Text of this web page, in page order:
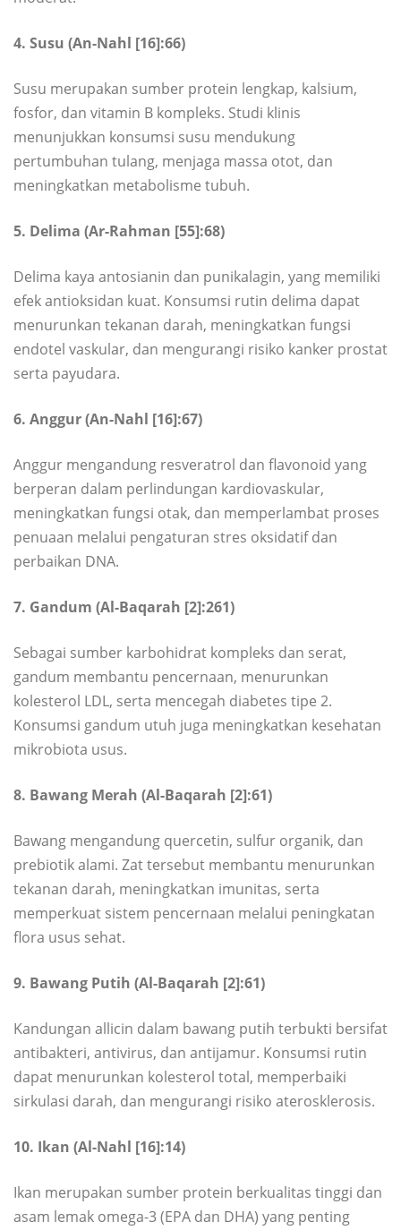
4. Susu (An-Nahl [16]:66)
Susu merupakan sumber protein lengkap, kalsium,
fosfor, dan vitamin B kompleks. Studi klinis
menunjukkan konsumsi susu mendukung
pertumbuhan tulang, menjaga massa otot, dan
meningkatkan metabolisme tubuh.
5. Delima (Ar-Rahman [55]:68)
Delima kaya antosianin dan punikalagin, yang memiliki
efek antioksidan kuat. Konsumsi rutin delima dapat
menurunkan tekanan darah, meningkatkan fungsi
endotel vaskular, dan mengurangi risiko kanker prostat
serta payudara.
6. Anggur (An-Nahl [16]:67)
Anggur mengandung resveratrol dan flavonoid yang
berperan dalam perlindungan kardiovaskular,
meningkatkan fungsi otak, dan memperlambat proses
penuaan melalui pengaturan stres oksidatif dan
perbaikan DNA.
7. Gandum (Al-Baqarah [2]:261)
Sebagai sumber karbohidrat kompleks dan serat,
gandum membantu pencernaan, menurunkan
kolesterol LDL, serta mencegah diabetes tipe 2.
Konsumsi gandum utuh juga meningkatkan kesehatan
mikrobiota usus.
8. Bawang Merah (Al-Baqarah [2]:61)
Bawang mengandung quercetin, sulfur organik, dan
prebiotik alami. Zat tersebut membantu menurunkan
tekanan darah, meningkatkan imunitas, serta
memperkuat sistem pencernaan melalui peningkatan
flora usus sehat.
9. Bawang Putih (Al-Baqarah [2]:61)
Kandungan allicin dalam bawang putih terbukti bersifat
antibakteri, antivirus, dan antijamur. Konsumsi rutin
dapat menurunkan kolesterol total, memperbaiki
sirkulasi darah, dan mengurangi risiko aterosklerosis.
10. Ikan (Al-Nahl [16]:14)
Ikan merupakan sumber protein berkualitas tinggi dan
asam lemak omega-3 (EPA dan DHA) yang penting